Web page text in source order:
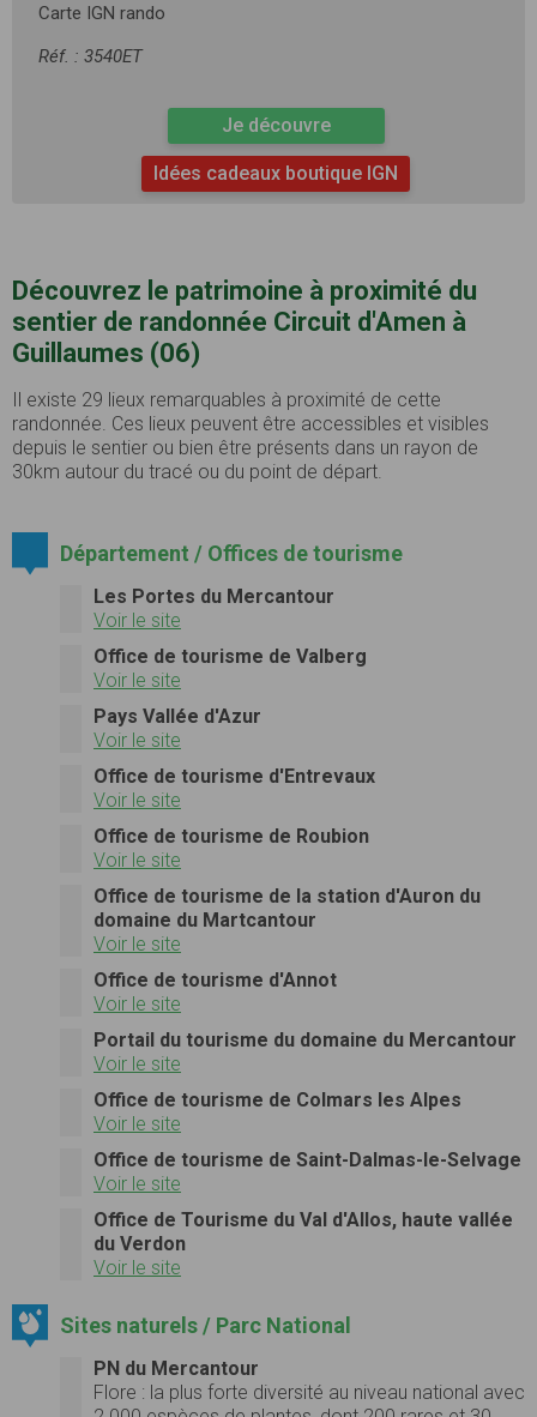
Carte IGN rando
Réf. : 3540ET
Je découvre
Idées cadeaux boutique IGN
Découvrez le patrimoine à proximité du
sentier de randonnée Circuit d'Amen à
Guillaumes (06)
Il existe 29 lieux remarquables à proximité de cette
randonnée. Ces lieux peuvent être accessibles et visibles
depuis le sentier ou bien être présents dans un rayon de
30km autour du tracé ou du point de départ.
Département / Offices de tourisme
Les Portes du Mercantour
Voir le site
Office de tourisme de Valberg
Voir le site
Pays Vallée d'Azur
Voir le site
Office de tourisme d'Entrevaux
Voir le site
Office de tourisme de Roubion
Voir le site
Office de tourisme de la station d'Auron du
domaine du Martcantour
Voir le site
Office de tourisme d'Annot
Voir le site
Portail du tourisme du domaine du Mercantour
Voir le site
Office de tourisme de Colmars les Alpes
Voir le site
Office de tourisme de Saint-Dalmas-le-Selvage
Voir le site
Office de Tourisme du Val d'Allos, haute vallée
du Verdon
Voir le site
Sites naturels / Parc National
PN du Mercantour
Flore : la plus forte diversité au niveau national avec